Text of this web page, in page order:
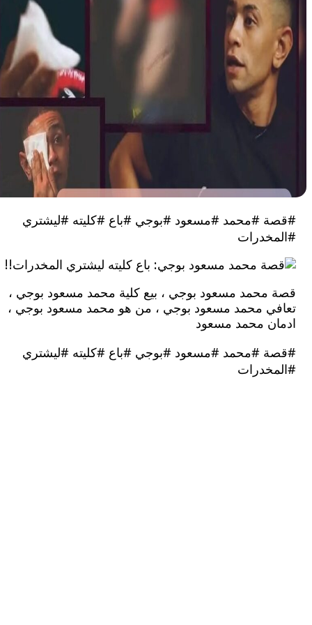
#محمد #مسعود #بوجي #باع #كليته #ليشتري
مسعود بوجي ، بيع كلية محمد مسعود بوجي ،
محمد مسعود بوجي ، من هو محمد مسعود بوجي ،
محمد مسعود
#محمد #مسعود #بوجي #باع #كليته #ليشتري